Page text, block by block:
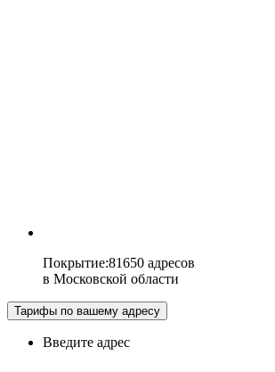
Покрытие:81650 адресов
в Московской области
Тарифы по вашему адресу
Введите адрес